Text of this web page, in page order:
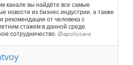
канале вы найдёте все самые
новости из бизнес индустрии, а также
рекомендации от человека с
стажем в данной среде.
сотрудничество: @apollosave